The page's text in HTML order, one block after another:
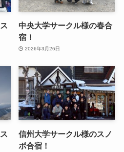
中央大学サークル様の春合
宿！
2026年3月26日
信州大学サークル様のスノ
ボ合宿！